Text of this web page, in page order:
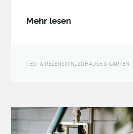
Mehr lesen
TEST & REZENSION ,ZUHAUSE & GARTEN